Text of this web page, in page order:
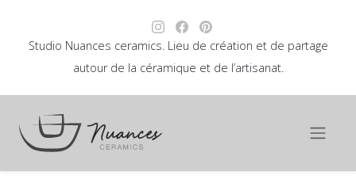
Studio Nuances ceramics. Lieu de création et de partage
autour de la céramique et de l’artisanat.